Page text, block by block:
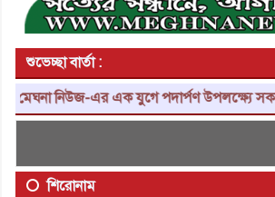
শুভেচ্ছা বার্তা :
নিউজ-এর এক যুগে পদার্পণ উপলক্ষ্যে সকল
শিরোনাম